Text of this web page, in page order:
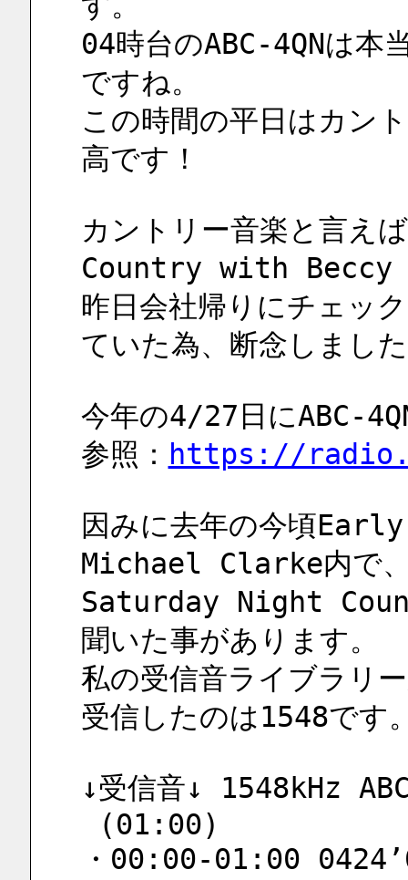
04時台のABC-4QNは本
ですね。
この時間の平日はカン
高です！
カントリー音楽と言
Country with Beccy
昨日会社帰りにチェッ
ていた為、断念しまし
今年の4/27日にABC-
参照： https://
因みに去年の今頃
Michael Clarke内で
Saturday Night
聞いた事があります。
私の受信音ライブラリ
受信したのは1548です
↓受信音↓ 1548kHz
(01:00)
・00:00-01:00